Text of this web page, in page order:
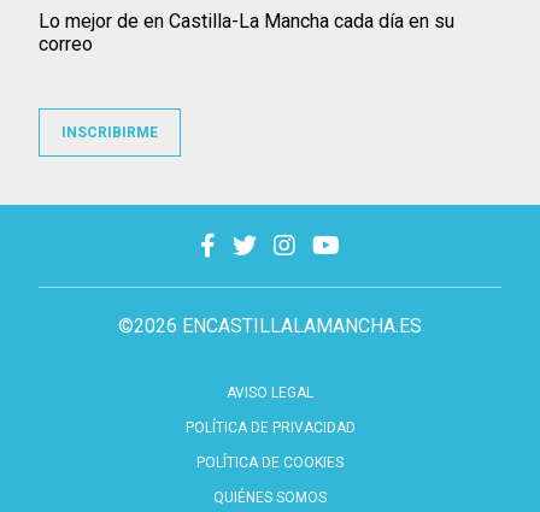
©2026 ENCASTILLALAMANCHA.ES
AVISO LEGAL
POLÍTICA DE PRIVACIDAD
POLÍTICA DE COOKIES
QUIÉNES SOMOS
Lo mejor de en Castilla-La Mancha cada día en su
correo
INSCRIBIRME